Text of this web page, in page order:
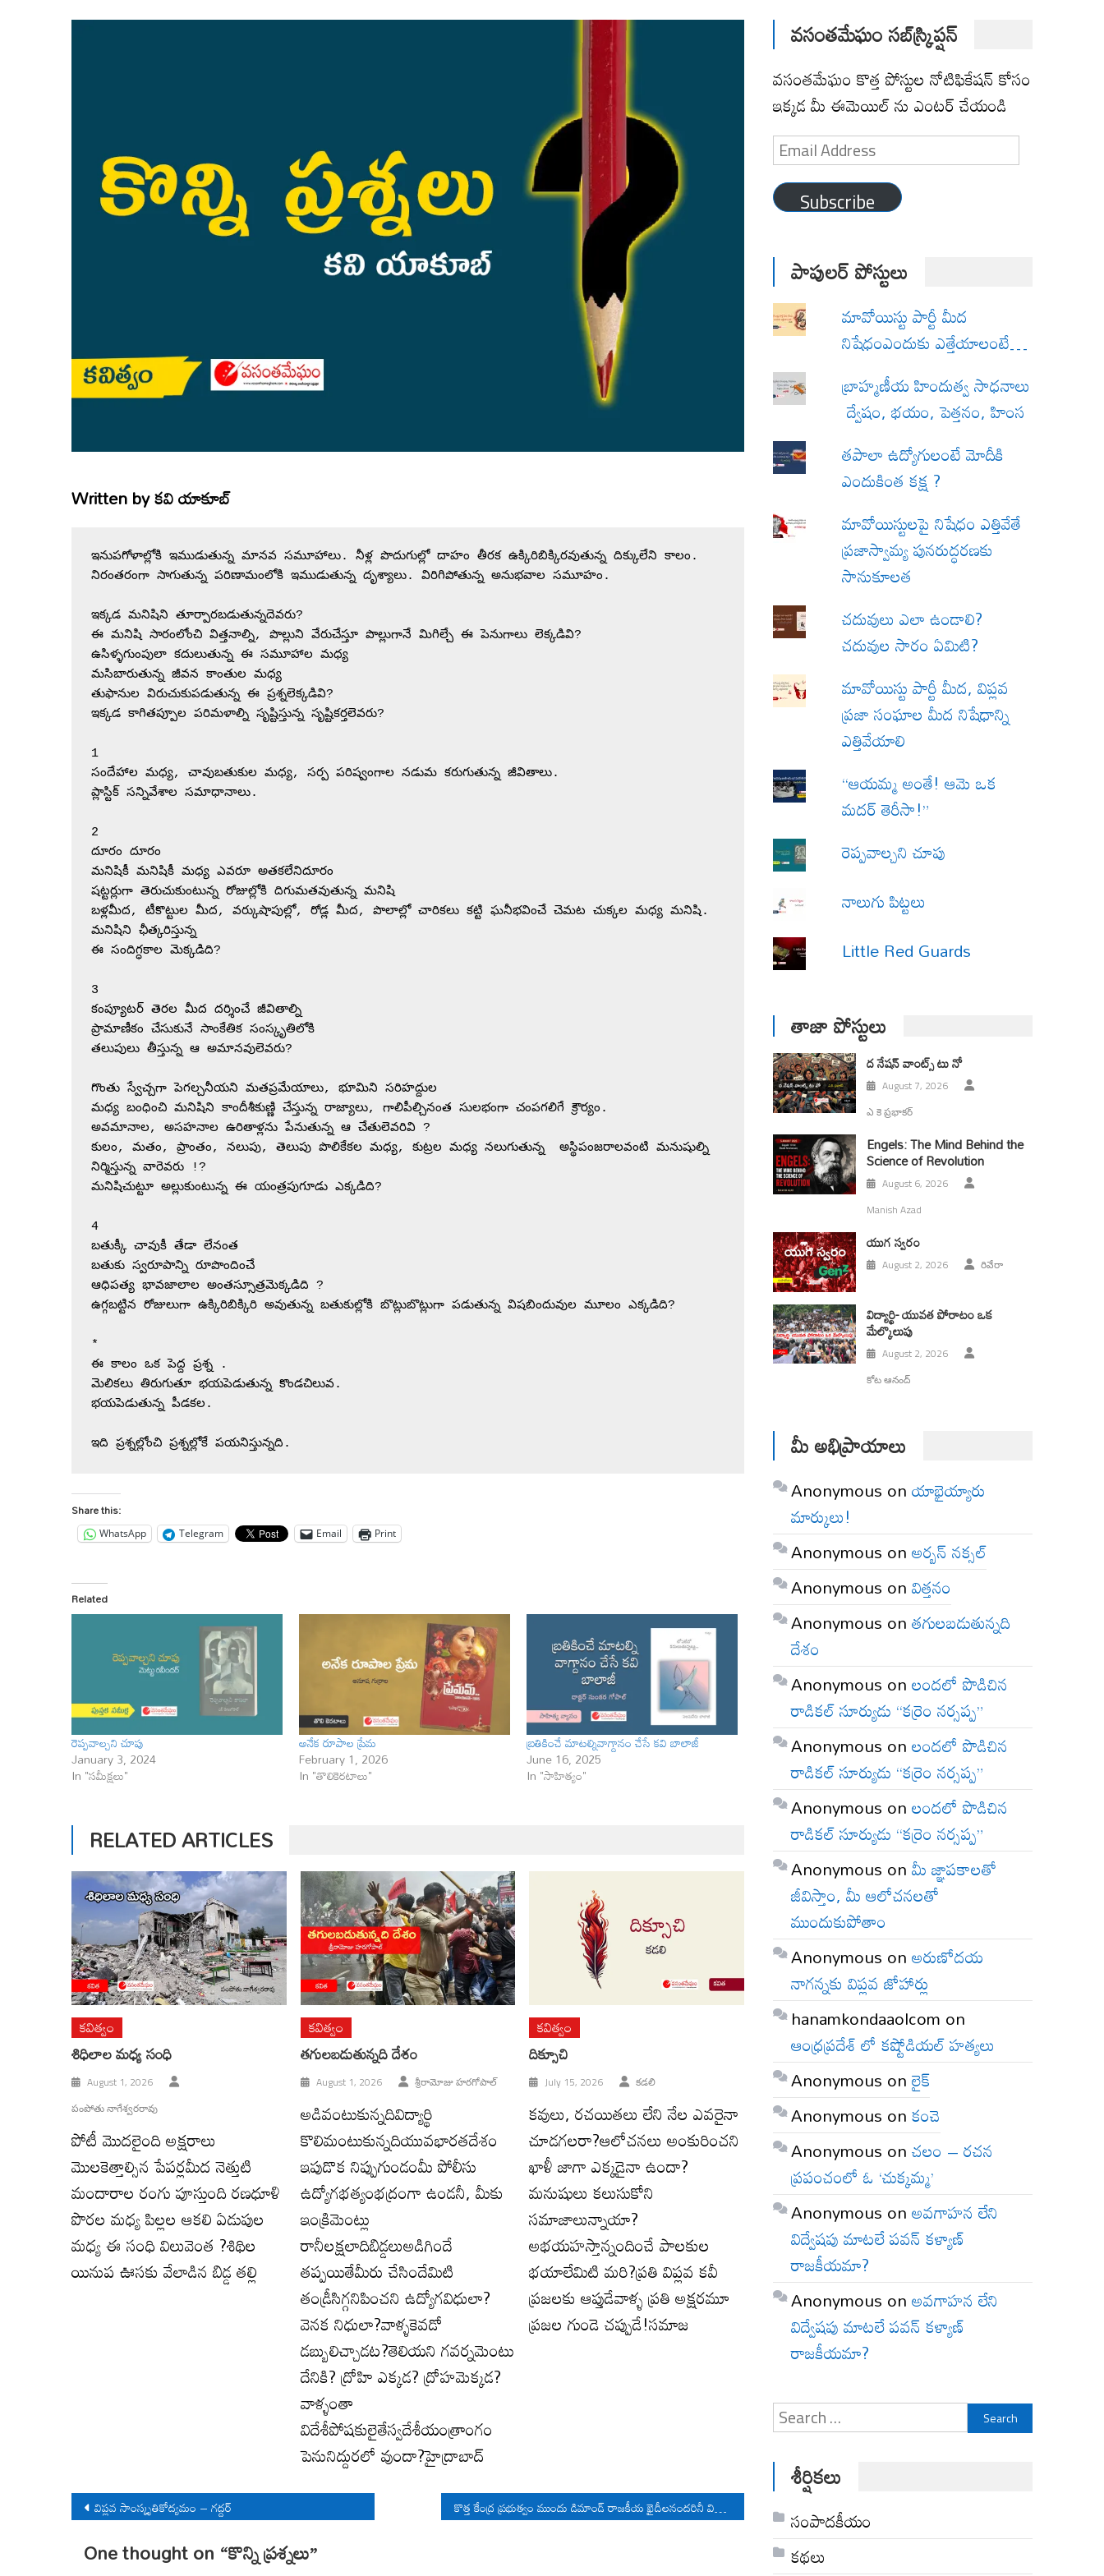
Written byకవి యాకూబ్
ఇనుపగోళాల్లోకి ఇముడుతున్న మానవ సమూహాలు. నీళ్ల పొదుగుల్లో దాహం తీరక ఉక్కిరిబిక్కిరవుతున్న దిక్కులేని కాలం.
నిరంతరంగా సాగుతున్న పరిణామంలోకి ఇముడుతున్న దృశ్యాలు. విరిగిపోతున్న అనుభవాల సమూహం.
ఇక్కడ మనిషిని తూర్పారబడుతున్నదెవరు?
ఈ మనిషి సారంలోంచి విత్తనాల్ని, పొల్లుని వేరుచేస్తూ పొల్లుగానే మిగిల్చే ఈ పెనుగాలు లెక్కడివి?
ఉసిళ్ళగుంపులా కదులుతున్న ఈ సమూహాల మధ్య
మసిబారుతున్న జీవన కాంతుల మధ్య
తుఫానుల విరుచుకుపడుతున్న ఈ ప్రశ్నలెక్కడివి?
ఇక్కడ కాగితప్పూల పరిమళాల్ని సృష్టిస్తున్న సృష్టికర్తలెవరు?
1
సందేహాల మధ్య, చావుబతుకుల మధ్య, సర్ప పరిష్వంగాల నడుమ కరుగుతున్న జీవితాలు.
ప్లాస్టిక్ సన్నివేశాల సమాధానాలు.
2
దూరం దూరం
మనిషికీ మనిషికీ మధ్య ఎవరూ అతకలేనిదూరం
షట్టర్లుగా తెరుచుకుంటున్న రోజుల్లోకి దిగుమతవుతున్న మనిషి
బళ్లమీద, టీకొట్టుల మీద, వర్కుషాపుల్లో, రోడ్ల మీద, పొలాల్లో చారికలు కట్టి ఘనీభవించే చెమట చుక్కల మధ్య మనిషి.
మనిషిని ఛీత్కరిస్తున్న
ఈ సందిగ్ధకాల మెక్కడిది?
3
కంప్యూటర్ తెరల మీద దర్శించే జీవితాల్ని
ప్రామాణీకం చేసుకునే సాంకేతిక సంస్కృతిలోకి
తలుపులు తీస్తున్న ఆ అమానవులెవరు?
గొంతు స్వేచ్చగా పెగల్చనీయని మతప్రమేయాలు, భూమిని సరిహద్దుల
మధ్య బంధించి మనిషిని కాందీశీకుణ్ణి చేస్తున్న రాజ్యాలు, గాలిపీల్చినంత సులభంగా చంపగలిగే క్రౌర్యం.
అవమానాల, అసహనాల ఉరితాళ్లను పేనుతున్న ఆ చేతులెవరివి ?
కులం, మతం, ప్రాంతం, నలుపు, తెలుపు పొలికేకల మధ్య, కుట్రల మధ్య నలుగుతున్న  అస్థిపంజరాలవంటి మనుషుల్ని
నిర్మిస్తున్న వారెవరు !?
మనిషిచుట్టూ అల్లుకుంటున్న ఈ యంత్రపుగూడు ఎక్కడిది?
4
బతుక్కీ చావుకీ తేడా లేనంత
బతుకు స్వరూపాన్ని రూపొందించే
ఆధిపత్య భావజాలాల అంతస్సూత్రమెక్కడిది ?
ఉగ్గబట్టిన రోజులుగా ఉక్కిరిబిక్కిరి అవుతున్న బతుకుల్లోకి బొట్లుబొట్లుగా పడుతున్న విషబిందువుల మూలం ఎక్కడిది?
*
ఈ కాలం ఒక పెద్ద ప్రశ్న .
మెలికలు తిరుగుతూ భయపెడుతున్న కొండచిలువ.
భయపెడుతున్న పీడకల.
Share this:
WhatsApp Telegram Email Print
Related
రెప్పవాల్చని చూపు
January 3, 2024
In "సమీక్షలు"
అనేక రూపాల ప్రేమ‌
February 1, 2026
In "తొలికెరటాలు"
బ్రతికించే మాటల్నివాగ్దానం చేసే కవి బాలాజీ
June 16, 2025
In "సాహిత్యం"
RELATED ARTICLES
కవిత్వం
శిధిలాల మధ్య సంధి
August 1, 2026
పంపోతు నాగేశ్వరరావు
పోటీ మొదలైంది అక్షరాలు
మొలకెత్తాల్సిన పేపర్లమీద నెత్తుటి
మందారాల రంగు పూస్తుంది రణధూళి
పొరల మధ్య పిల్లల ఆకలి ఏడుపుల
మధ్య ఈ సంధి విలువెంత ?శిథిల
యినుప ఊసకు వేలాడిన బిడ్డ తల్లి
కవిత్వం
తగులబడుతున్నది దేశం
August 1, 2026 శ్రీరామోజు హరగోపాల్
అడివంటుకున్నదివిద్యార్థి
కొలిమంటుకున్నదియువభారతదేశం
ఇపుడొక నిప్పుగుండంమీ పోలీసు
ఉద్యోగభత్యంభద్రంగా ఉండనీ, మీకు
ఇంక్రిమెంట్లు
రానీలక్షలాదిబిడ్డలుఅడిగిందే
తప్పయితేమీరు చేసిందేమిటి
తండ్రీసిగ్గనిపించని ఉద్యోగవిధులా?
వెనక నిధులా?వాళ్ళకెవడో
డబ్బులిచ్చాడట?తెలియని గవర్నమెంటు
దేనికి? ద్రోహి ఎక్కడ? ద్రోహమెక్కడ?
వాళ్ళంతా
విదేశీపోషకులైతేస్వదేశీయంత్రాంగం
పెనునిద్దురలో వుందా?హైద్రాబాద్
కవిత్వం
దిక్సూచి
July 15, 2026 కడలి
కవులు, రచయితలు లేని నేల ఎవరైనా
చూడగలరా?ఆలోచనలు అంకురించని
ఖాళీ జాగా ఎక్కడైనా ఉందా?
మనుషులు కలుసుకోని
సమాజాలున్నాయా?
అభయహస్తాన్నందించే పాలకుల
భయాలేమిటి మరి?ప్రతి విప్లవ కవీ
ప్రజలకు ఆప్తుడేవాళ్ళ ప్రతి అక్షరమూ
ప్రజల గుండె చప్పుడే!సమాజ
Post
navigation
విప్లవ సాంస్కృతికోద్యమం – గద్దర్ కొత్త కేంద్ర ప్రభుత్వం ముందు డిమాండ్ రాజకీయ ఖైదీలనందరినీ విడుదల చేయాలి
One thought on “కొన్ని ప్రశ్నలు”
వసంతమేఘం సబ్‌స్క్రిప్షన్
వసంతమేఘం కొత్త పోస్టుల నోటిఫికేషన్ కోసం
ఇక్కడ మీ ఈమెయిల్ ను ఎంటర్ చేయండి
Email
Address
Subscribe
పాపులర్ పోస్టులు
మావోయిస్టు పార్టీ మీద
నిషేధంఎందుకు ఎత్తేయాలంటే…
బ్రాహ్మణీయ హిందుత్వ సాధనాలు
ద్వేషం, భయం, పెత్తనం, హింస
త‌పాలా ఉద్యోగులంటే మోదీకి
ఎందుకింత కక్ష ?
మావోయిస్టులపై నిషేధం ఎత్తివేతే
ప్రజాస్వామ్య పునరుద్ధరణకు
సానుకూలత
చదువులు ఎలా ఉండాలి?
చదువుల సారం ఏమిటి?
మావోయిస్టు పార్టీ మీద, విప్లవ
ప్రజా సంఘాల మీద నిషేధాన్ని
ఎత్తివేయాలి
“ఆయమ్మ అంతే! ఆమె ఒక
మదర్ తెరీసా!”
రెప్పవాల్చని చూపు
నాలుగు పిట్టలు
Little Red Guards
తాజా పోస్టులు
ద నేషన్ వాంట్స్ టు నో
August 7, 2026
ఎ కె ప్రభాకర్
Engels: The Mind Behind the
Science of Revolution
August 6, 2026
Manish Azad
యుగ స్వ‌రం
August 2, 2026 రివేరా
విద్యార్థి- యువత పోరాటం ఒక
మేల్కొలుపు
August 2, 2026
కోట ఆనంద్
మీ అభిప్రాయాలు
Anonymous onయాభైయ్యారు
మార్కులు!
Anonymous onఅర్బన్ నక్సల్
Anonymous onవిత్తనం
Anonymous onతగులబడుతున్నది
దేశం
Anonymous onలందలో పొడిచిన
రాడికల్ సూర్యుడు “కర్రెం నర్సప్ప”
Anonymous onలందలో పొడిచిన
రాడికల్ సూర్యుడు “కర్రెం నర్సప్ప”
Anonymous onలందలో పొడిచిన
రాడికల్ సూర్యుడు “కర్రెం నర్సప్ప”
Anonymous onమీ జ్ఞాపకాలతో
జీవిస్తాం, మీ ఆలోచనలతో
ముందుకుపోతాం
Anonymous onఅరుణోదయ
నాగన్నకు విప్లవ జోహార్లు
hanamkondaaolcom on
ఆంధ్రప్రదేశ్ లో కష్టోడియల్ హత్యలు
Anonymous onలైక్
Anonymous onకంచె
Anonymous onచలం – రచన
ప్రపంచంలో ఓ ‘చుక్కమ్మ’
Anonymous onఅవగాహన లేని
విద్వేషపు మాటలే పవన్ కళ్యాణ్
రాజకీయమా?
Anonymous onఅవగాహన లేని
విద్వేషపు మాటలే పవన్ కళ్యాణ్
రాజకీయమా?
Search
for:
శీర్షికలు
సంపాదకీయం
కథలు